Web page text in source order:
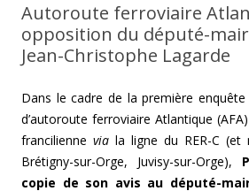
Autoroute ferroviaire
opposition du député-
Jean-Christophe Lagarde
Dans le cadre de la première
d’autoroute ferroviaire Atlantique
francilienne via la ligne du RER-C (et
Brétigny-sur-Orge, Juvisy-sur-Orge),
copie de son avis au député-